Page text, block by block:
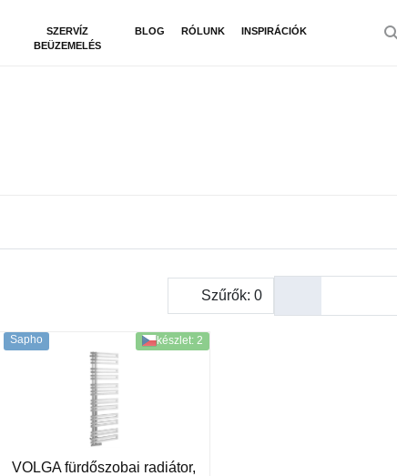
SZERVÍZ
BEÜZEMELÉS
BLOG RÓLUNK INSPIRÁCIÓK
Szűrők: 0
Sapho készlet: 2
VOLGA fürdőszobai radiátor,